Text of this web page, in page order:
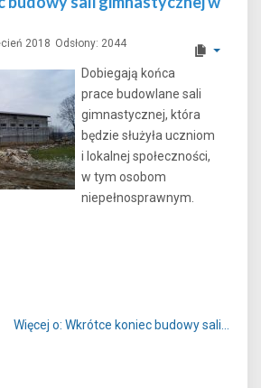
2018 Odsłony: 2044
Dobiegają końca
prace budowlane sali
gimnastycznej, która
będzie służyła uczniom
i lokalnej społeczności,
w tym osobom
niepełnosprawnym.
Więcej o: Wkrótce koniec budowy sali...